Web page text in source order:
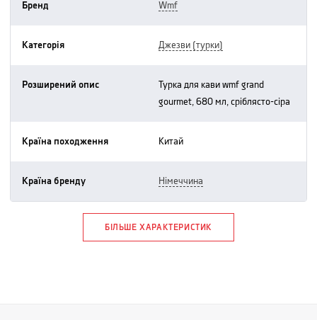
Бренд wmf
Категорія джезви (турки)
Розширений опис
gourmet, 680 мл, сріблясто-сіра
Країна походження китай
Країна бренду німеччина
БІЛЬШЕ ХАРАКТЕРИСТИК